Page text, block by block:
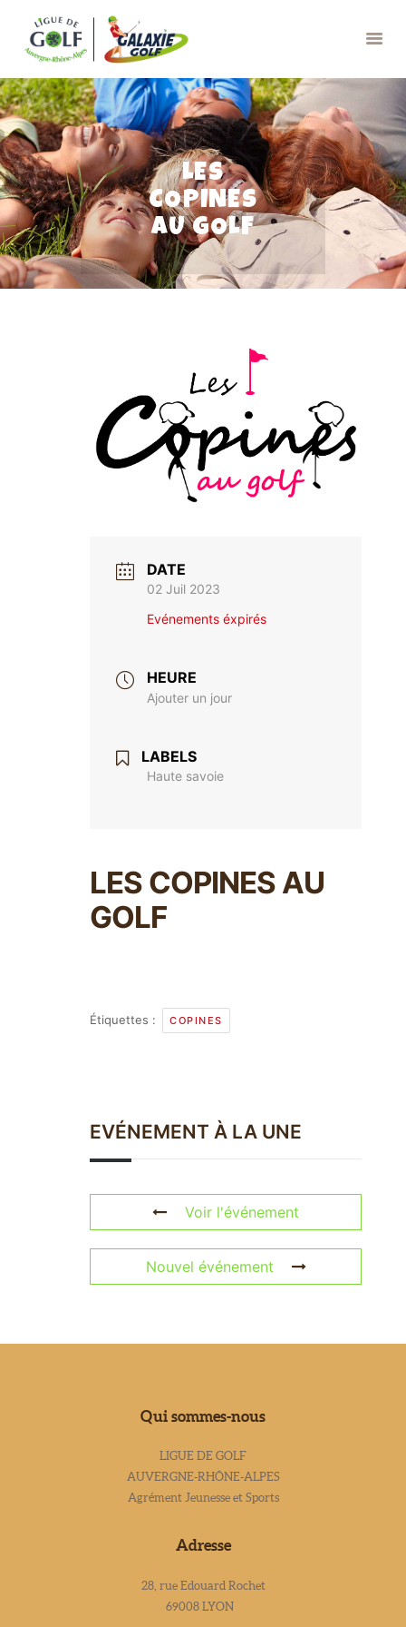
LES
COPINES
AU GOLF
GALAXIE GOLF
APPRENDRE
JOUER
RESSOURCES
CONTACTS
DATE
02 Juil 2023
Evénements éxpirés
HEURE
Ajouter un jour
LABELS
Haute savoie
LES COPINES AU
GOLF
Étiquettes : COPINES
EVÉNEMENT À LA UNE
Voir l'événement
Nouvel événement
Qui sommes-nous
LIGUE DE GOLF
AUVERGNE-RHÔNE-ALPES
Agrément Jeunesse et Sports
Adresse
28, rue Edouard Rochet
69008 LYON